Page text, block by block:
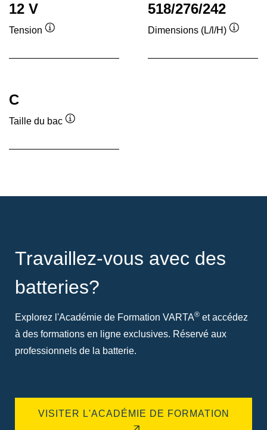
12 V
Tension
518/276/242
Dimensions (L/l/H)
C
Taille du bac
Travaillez-vous avec des
batteries?
Explorez l'Académie de Formation VARTA® et accédez
à des formations en ligne exclusives. Réservé aux
professionnels de la batterie.
VISITER L'ACADÉMIE DE FORMATION